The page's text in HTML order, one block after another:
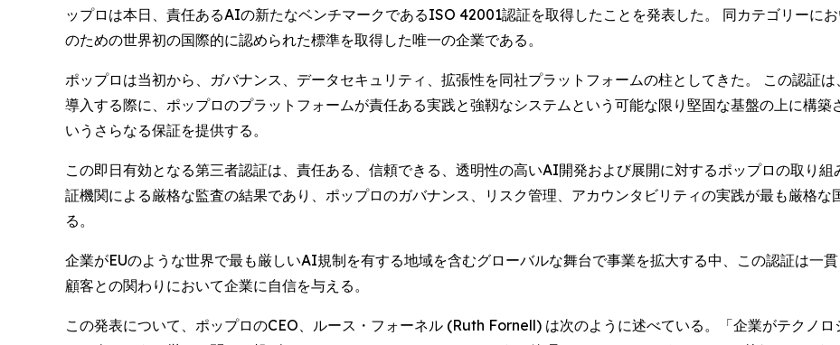
ップロは本日、責任あるAIの新たなベンチマークであるISO 42001認証を取得したことを発表した。 同カテゴリーに
のための世界初の国際的に認められた標準を取得した唯一の企業である。
ポップロは当初から、ガバナンス、データセキュリティ、拡張性を同社プラットフォームの柱としてきた。 この認証
導入する際に、ポップロのプラットフォームが責任ある実践と強靱なシステムという可能な限り堅固な基盤の上に構
いうさらなる保証を提供する。
この即日有効となる第三者認証は、責任ある、信頼できる、透明性の高いAI開発および展開に対するポップロの取り
証機関による厳格な監査の結果であり、ポップロのガバナンス、リスク管理、アカウンタビリティの実践が最も厳格
る。
企業がEUのような世界で最も厳しいAI規制を有する地域を含むグローバルな舞台で事業を拡大する中、この認証は一
顧客との関わりにおいて企業に自信を与える。
この発表について、ポップロのCEO、ルース・フォーネル (Ruth Fornell) は次のように述べている。「企業がテクノ